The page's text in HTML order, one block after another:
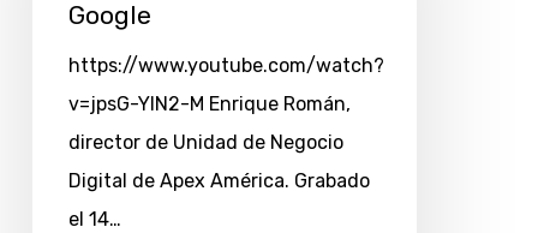
Google
https://www.youtube.com/watch?
v=jpsG-YIN2-M Enrique Román,
director de Unidad de Negocio
Digital de Apex América. Grabado
el 14…